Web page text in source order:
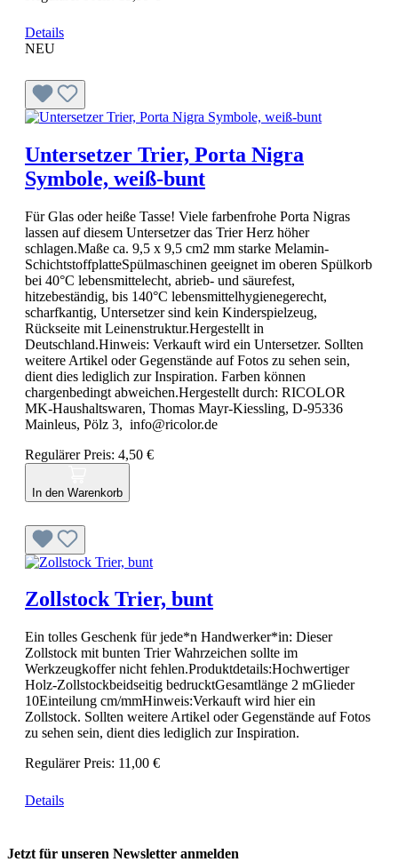
Details
NEU
Untersetzer Trier, Porta Nigra
Symbole, weiß-bunt
Für Glas oder heiße Tasse! Viele farbenfrohe Porta Nigras
lassen auf diesem Untersetzer das Trier Herz höher
schlagen.Maße ca. 9,5 x 9,5 cm2 mm starke Melamin-
SchichtstoffplatteSpülmaschinen geeignet im oberen Spülkorb
bei 40°C lebensmittelecht, abrieb- und säurefest,
hitzebeständig, bis 140°C lebensmittelhygienegerecht,
scharfkantig, Untersetzer sind kein Kinderspielzeug,
Rückseite mit Leinenstruktur.Hergestellt in
Deutschland.Hinweis: Verkauft wird ein Untersetzer. Sollten
weitere Artikel oder Gegenstände auf Fotos zu sehen sein,
dient dies lediglich zur Inspiration. Farben können
chargenbedingt abweichen.Hergestellt durch: RICOLOR
MK-Haushaltswaren, Thomas Mayr-Kiessling, D-95336
Mainleus, Pölz 3, info@ricolor.de
Regulärer Preis: 4,50 €
In den Warenkorb
Zollstock Trier, bunt
Ein tolles Geschenk für jede*n Handwerker*in: Dieser
Zollstock mit bunten Trier Wahrzeichen sollte im
Werkzeugkoffer nicht fehlen.Produktdetails:Hochwertiger
Holz-Zollstockbeidseitig bedrucktGesamtlänge 2 mGlieder
10Einteilung cm/mmHinweis:Verkauft wird hier ein
Zollstock. Sollten weitere Artikel oder Gegenstände auf Fotos
zu sehen sein, dient dies lediglich zur Inspiration.
Regulärer Preis: 11,00 €
Details
Jetzt für unseren Newsletter anmelden